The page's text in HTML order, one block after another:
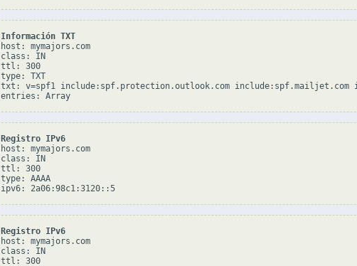
Información TXT
host: mymajors.com
class: IN
ttl: 300
type: TXT
txt: v=spf1 include:spf.protection.outlook.com include:spf.mailjet.com
entries: Array
Registro IPv6
host: mymajors.com
class: IN
ttl: 300
type: AAAA
ipv6: 2a06:98c1:3120::5
Registro IPv6
host: mymajors.com
class: IN
ttl: 300